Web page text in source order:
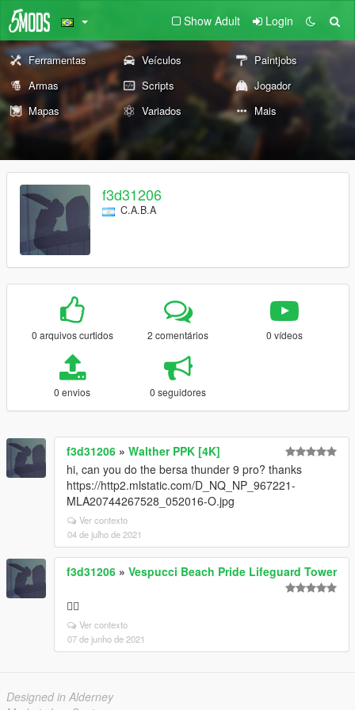
Show Adult Login
Ferramentas Veículos
Paintjobs
Armas
Scripts
Jogador
Mapas
Variados Mais
f3d31206
C.A.B.A
0 arquivos curtidos 2 comentários 0 vídeos
0 envios 0 seguidores
f3d31206 » Walther PPK [4K]
hi, can you do the bersa thunder 9 pro? thanks
https://http2.mlstatic.com/D_NQ_NP_967221-
MLA20744267528_052016-O.jpg
Ver contexto
04 de julho de 2021
f3d31206 » Vespucci Beach Pride Lifeguard Tower
🏳️‍🌈
Ver contexto
07 de junho de 2021
Designed in Alderney